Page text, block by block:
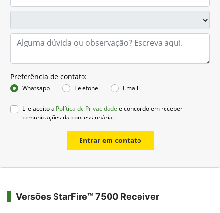
Preferência de contato:
Whatsapp Telefone Email
Li e aceito a Política de Privacidade e concordo em receber
comunicações da concessionária.
Entrar em contato
Versões StarFire™ 7500 Receiver